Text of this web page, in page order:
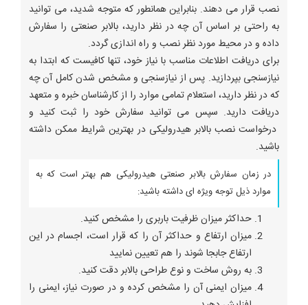
نصب قرار می دهند. بنابراین همانطور که متوجه شدید، می توانید
به راحتی بر اساس آن چه در نظر دارید، بالابر صنعتی را سفارش
داده و در محیط مورد نظر نصب و راه اندازی گردد.
برای دریافت اطلاعات مناسب با نیاز خود، تنها کافیست که ابتدا به
نیازسنجی بپردازید. پس از نیازسنجی و مشخص شدن کامل آن چه
که در نظر دارید، استعلام تمامی موارد را از کارشناسان خبره و متعهد
دریافت دارید. سپس می توانید سفارش خود را ثبت کنید و
درخواست نصب بالابر هیدرولیکی در بهترین شرایط ممکن داشته
باشید.
در زمان سفارش بالابر صنعتی هیدرولیکی هم بهتر است که به
موارد ذیل توجه ویژه ای داشته باشید:
حداکثر میزان ظرفیت باربری را مشخص کنید.
میزان ارتفاع و حداکثر آن را که قرار است، اجسام در این
ارتفاع جابجا شوند را هم تعیین نمایید
به روش ساخت و نوع طراحی بالابر دقت کنید.
میزان ایمنی آن را مشخص کرده و در صورت نیاز، ایمنی را